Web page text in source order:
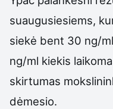
suaugusiesiems,
siekė bent 30 ng/
ng/ml kiekis
skirtumas
dėmesio.